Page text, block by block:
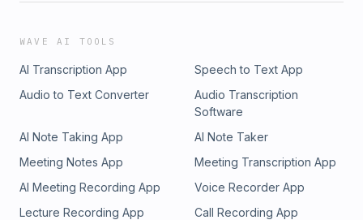
WAVE AI TOOLS
AI Transcription App
Speech to Text App
Audio to Text Converter
Audio Transcription
Software
AI Note Taking App
AI Note Taker
Meeting Notes App
Meeting Transcription App
AI Meeting Recording App
Voice Recorder App
Lecture Recording App
Call Recording App